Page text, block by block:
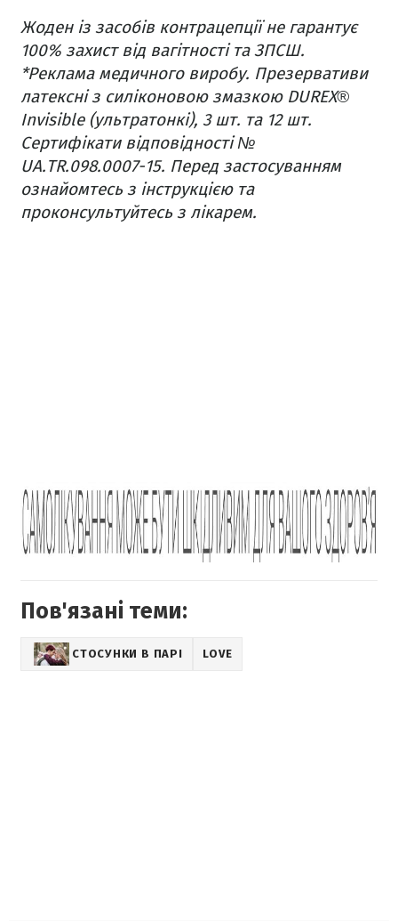
Жоден із засобів контрацепції не гарантує
100% захист від вагітності та ЗПСШ.
*Реклама медичного виробу. Презервативи
латексні з силіконовою змазкою DUREX®
Invisible (ультратонкі), 3 шт. та 12 шт.
Сертифікати відповідності №
UA.TR.098.0007-15. Перед застосуванням
ознайомтесь з інструкцією та
проконсультуйтесь з лікарем.
Пов'язані теми:
СТОСУНКИ В ПАРІ LOVE